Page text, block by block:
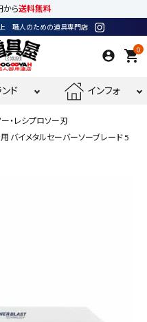
ら送料無料
職人のための道具専門店
0
shopping_cart
ド インフォ
・レシプロソー刃
バイメタルセーバーソーブレード 5